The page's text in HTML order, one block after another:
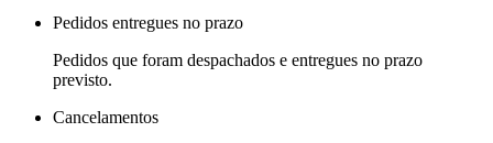
Pedidos entregues no prazo
Pedidos que foram despachados e entregues no prazo
previsto.
Cancelamentos